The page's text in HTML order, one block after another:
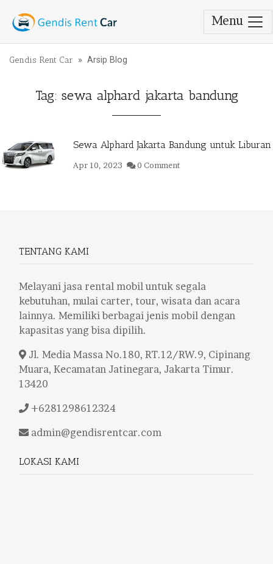
Menu
Gendis Rent Car » Arsip Blog
Tag: sewa alphard jakarta bandung
Sewa Alphard Jakarta Bandung untuk Liburan
Apr 10, 2023 0 Comment
TENTANG KAMI
Melayani jasa rental mobil untuk segala
kebutuhan, mulai carter, tour, wisata dan acara
lainnya. Memiliki berbagai jenis mobil dengan
kapasitas yang bisa dipilih.
Jl. Media Massa No.180, RT.12/RW.9, Cipinang
Muara, Kecamatan Jatinegara, Jakarta Timur.
13420
+6281298612324
admin@gendisrentcar.com
LOKASI KAMI